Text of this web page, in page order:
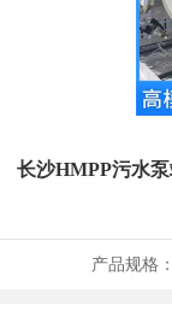
长沙HMPP污水
产品规格：